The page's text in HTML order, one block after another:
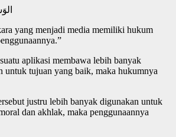
yang menjadi media memiliki hukum
aplikasi membawa lebih banyak
untuk tujuan yang baik, maka hukumnya
justru lebih banyak digunakan untuk
dan akhlak, maka penggunaannya